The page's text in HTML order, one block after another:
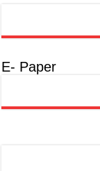
E- Paper